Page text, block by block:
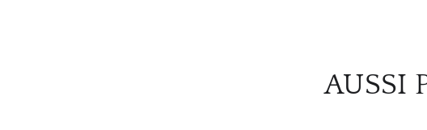
AUSSI